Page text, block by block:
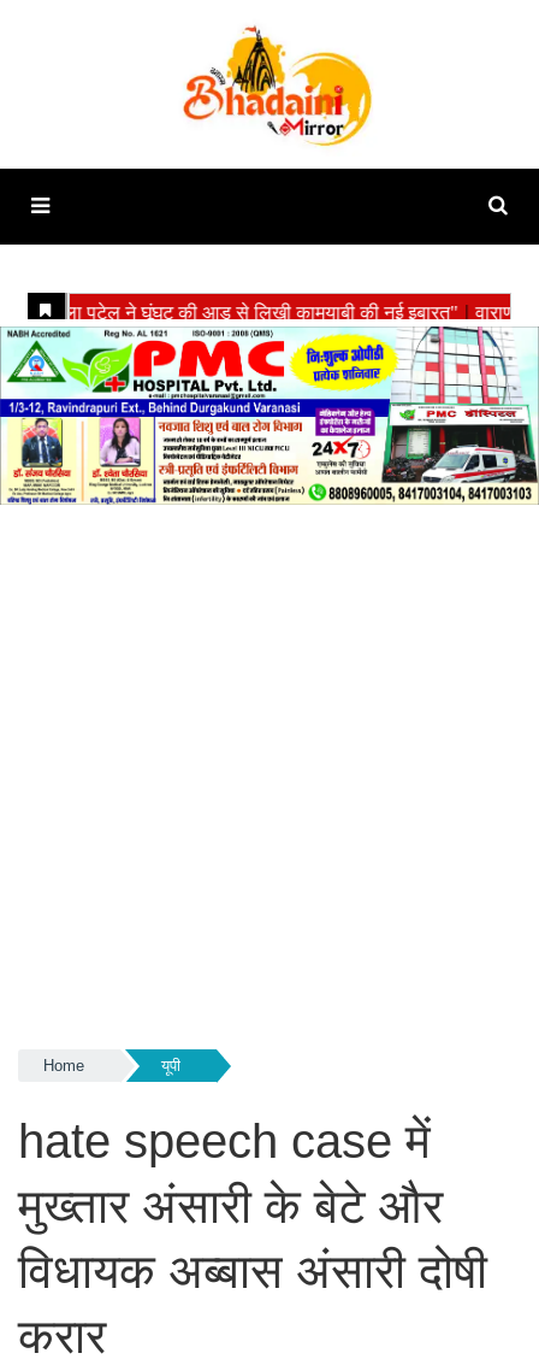
Home यूपी
hate speech case में
मुख्तार अंसारी के बेटे और
विधायक अब्बास अंसारी दोषी
करार